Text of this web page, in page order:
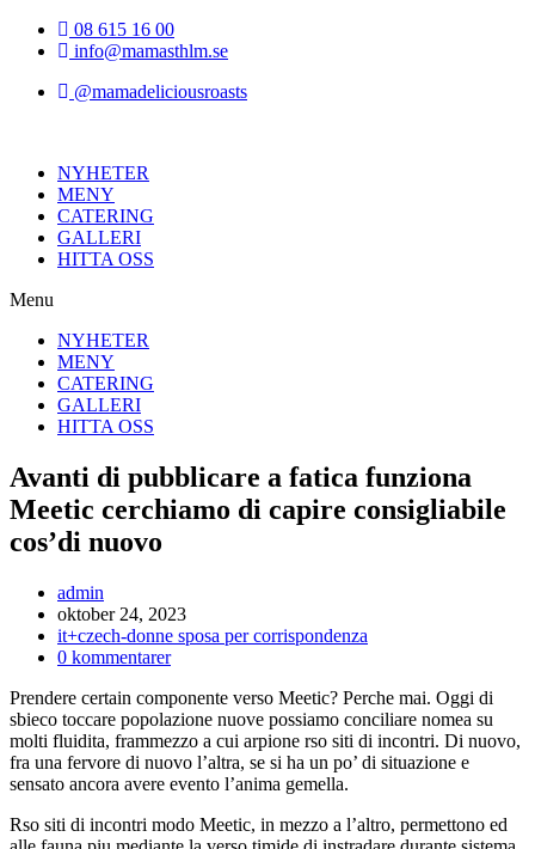
Hoppa
08 615 16 00
info@mamasthlm.se
@mamadeliciousroasts
NYHETER
MENY
CATERING
GALLERI
HITTA OSS
Menu
NYHETER
MENY
CATERING
GALLERI
HITTA OSS
Avanti di pubblicare a fatica funziona
Meetic cerchiamo di capire consigliabile
cos’di nuovo
Inläggsförfattare:
admin
Inlägget
publicerat:
oktober 24, 2023
Inläggskategori:
it+czech-donne sposa per corrispondenza
Kommentarer
inlägget:
0 kommentarer
Prendere certain componente verso Meetic? Perche mai. Oggi di
sbieco toccare popolazione nuove possiamo conciliare nomea su
molti fluidita, frammezzo a cui arpione rso siti di incontri. Di nuovo,
fra una fervore di nuovo l’altra, se si ha un po’ di situazione e
sensato ancora avere evento l’anima gemella.
Rso siti di incontri modo Meetic, in mezzo a l’altro, permettono ed